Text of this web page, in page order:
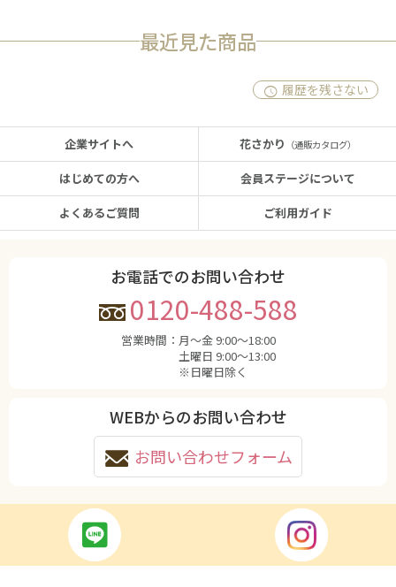
最近見た商品
履歴を残さない
企業サイトへ
はじめての方へ
よくあるご質問
花さかり （通販カタログ）
会員ステージについて
ご利用ガイド
お電話でのお問い合わせ
0120-488-588
営業時間： 月〜金 9:00〜18:00
土曜日 9:00〜13:00
※日曜日除く
WEBからのお問い合わせ
お問い合わせフォーム